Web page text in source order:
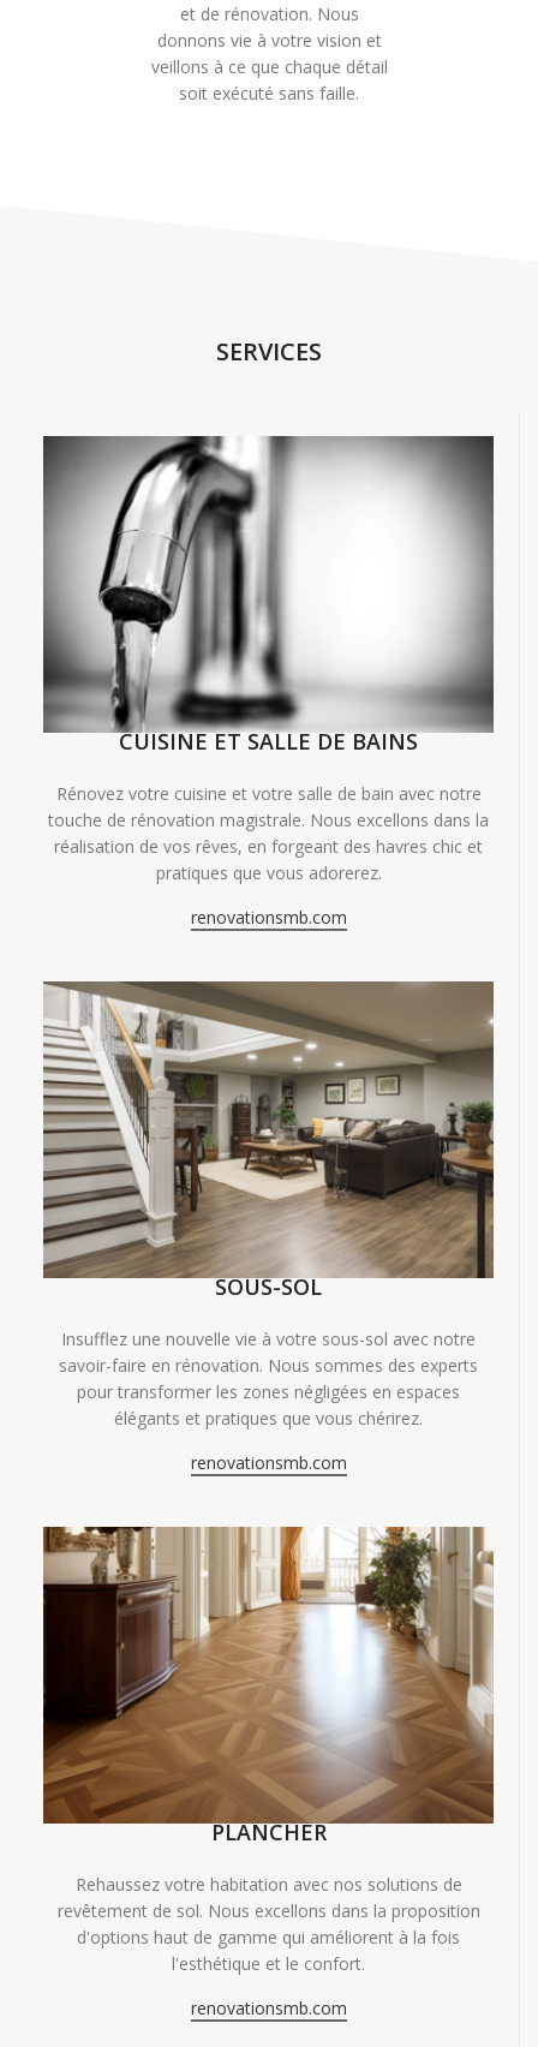
et de rénovation. Nous
donnons vie à votre vision et
veillons à ce que chaque détail
soit exécuté sans faille.
SERVICES
CUISINE ET SALLE DE BAINS
Rénovez votre cuisine et votre salle de bain avec notre
touche de rénovation magistrale. Nous excellons dans la
réalisation de vos rêves, en forgeant des havres chic et
pratiques que vous adorerez.
renovationsmb.com
SOUS-SOL
Insufflez une nouvelle vie à votre sous-sol avec notre
savoir-faire en rénovation. Nous sommes des experts
pour transformer les zones négligées en espaces
élégants et pratiques que vous chérirez.
renovationsmb.com
PLANCHER
Rehaussez votre habitation avec nos solutions de
revêtement de sol. Nous excellons dans la proposition
d'options haut de gamme qui améliorent à la fois
l'esthétique et le confort.
renovationsmb.com